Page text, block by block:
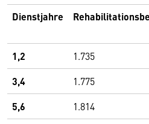
Dienstjahre
1,2
1.735
3,4 1.775
5,6 1.814